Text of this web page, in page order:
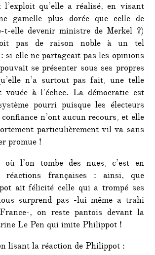
l’exploit qu’elle a réalisé, en visant
gamelle plus dorée que celle de
t-elle devenir ministre de Merkel ?)
pas de raison noble à un tel
si elle ne partageait pas les opinions
se présenter sous ses propres
n’a surtout pas fait, une telle
vouée à l’échec. La démocratie est
pourri puisque les électeurs
n’ont aucun recours, et elle
particulièrement vil va sans
promue !
où l’on tombe des nues, c’est en
réactions françaises : ainsi, que
ait félicité celle qui a trompé ses
surprend pas -lui même a trahi
, on reste pantois devant la
Le Pen qui imite Philippot !
lisant la réaction de Philippot :